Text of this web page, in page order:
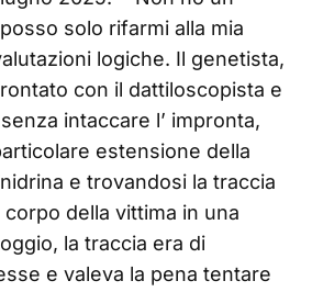
solo rifarmi alla mia
logiche. Il genetista,
con il dattiloscopista e
intaccare l’ impronta,
estensione della
e trovandosi la traccia
della vittima in una
la traccia era di
e valeva la pena tentare